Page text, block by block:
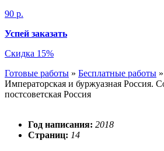
90 р.
Успей заказать
Скидка 15%
Готовые работы » Бесплатные работы »
Императорская и буржуазная Россия.
постсоветская Россия
Год написания: 2018
Страниц: 14